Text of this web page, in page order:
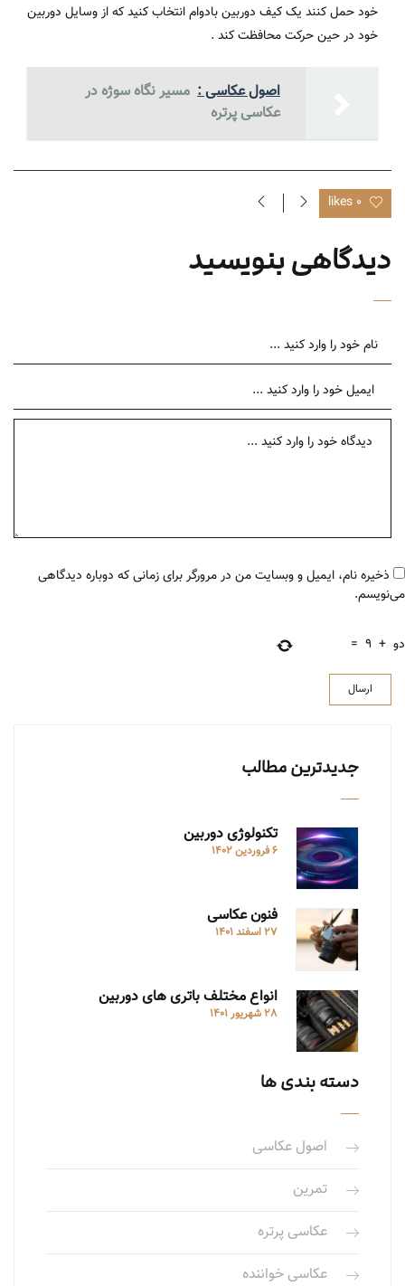
خود حمل کنند یک کیف دوربین بادوام انتخاب کنید که از وسایل دوربین
خود در حین حرکت محافظت کند .
اصول عکاسی : مسیر نگاه سوژه در
عکاسی پرتره
0 likes
دیدگاهی بنویسید
ذخیره نام، ایمیل و وبسایت من در مرورگر برای زمانی که دوباره دیدگاهی
می‌نویسم.
دو +
9
=
جدیدترین مطالب
تکنولوژی دوربین
6 فروردین 1402
فنون عکاسی
27 اسفند 1401
انواع مختلف باتری های دوربین
28 شهریور 1401
دسته بندی ها
اصول عکاسی
تمرین
عکاسی پرتره
عکاسی خواننده